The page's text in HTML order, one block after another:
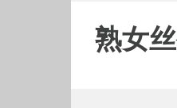
熟女